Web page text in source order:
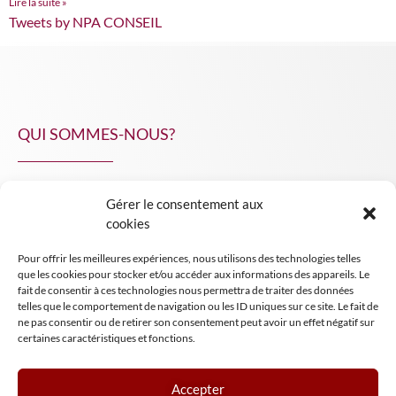
Gérer le consentement aux
cookies
Pour offrir les meilleures expériences, nous utilisons des technologies telles
que les cookies pour stocker et/ou accéder aux informations des appareils. Le
fait de consentir à ces technologies nous permettra de traiter des données
telles que le comportement de navigation ou les ID uniques sur ce site. Le fait de
ne pas consentir ou de retirer son consentement peut avoir un effet négatif sur
certaines caractéristiques et fonctions.
Accepter
Tweets by NPA CONSEIL
QUI SOMMES-NOUS?
INSIGHT NPA